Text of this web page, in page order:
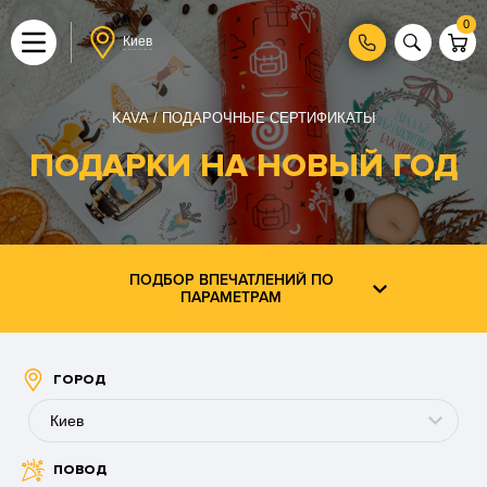
Киев
0
KAVA ПОДАРОЧНЫЕ СЕРТИФИКАТЫ
ПОДАРКИ НА НОВЫЙ ГОД
ПОДБОР ВПЕЧАТЛЕНИЙ ПО
ПАРАМЕТРАМ
ГОРОД
Киев
Буковель
ПОВОД